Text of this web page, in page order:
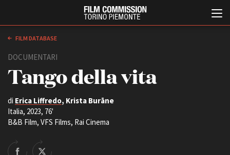
FILM DATABASE
DOCUMENTARI
Tango della vita
di Erica Liffredo, Krista Burāne
Italia, 2023, 76'
B&B Film, VFS Films, Rai Cinema